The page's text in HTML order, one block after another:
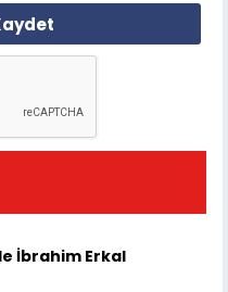
İbrahim Erkal